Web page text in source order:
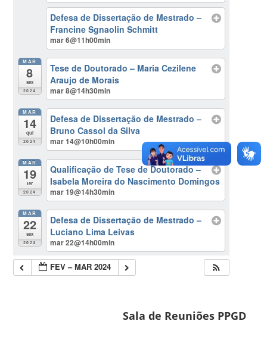
Defesa de Dissertação de Mestrado –
Francine Sgnaolin Schmitt
mar 6@11h00min
MAR
8
sex
2024
Tese de Doutorado – Maria Cezilene
Araujo de Morais
mar 8@14h30min
MAR
14
qui
2024
Defesa de Dissertação de Mestrado –
Bruno Cassol da Silva
mar 14@10h00min
MAR
19
ter
2024
Qualificação de Tese de Doutorado –
Isabela Moreira do Nascimento Domingos
mar 19@14h30min
MAR
22
sex
2024
Defesa de Dissertação de Mestrado –
Luciano Lima Leivas
mar 22@14h00min
FEV – MAR 2024
Sala de Reuniões PPGD